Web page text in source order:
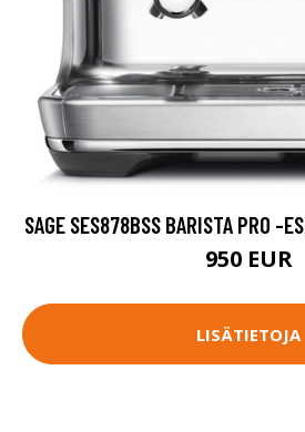
SAGE SES878BSS BARISTA PRO -
950 EUR
LISÄTIETOJA